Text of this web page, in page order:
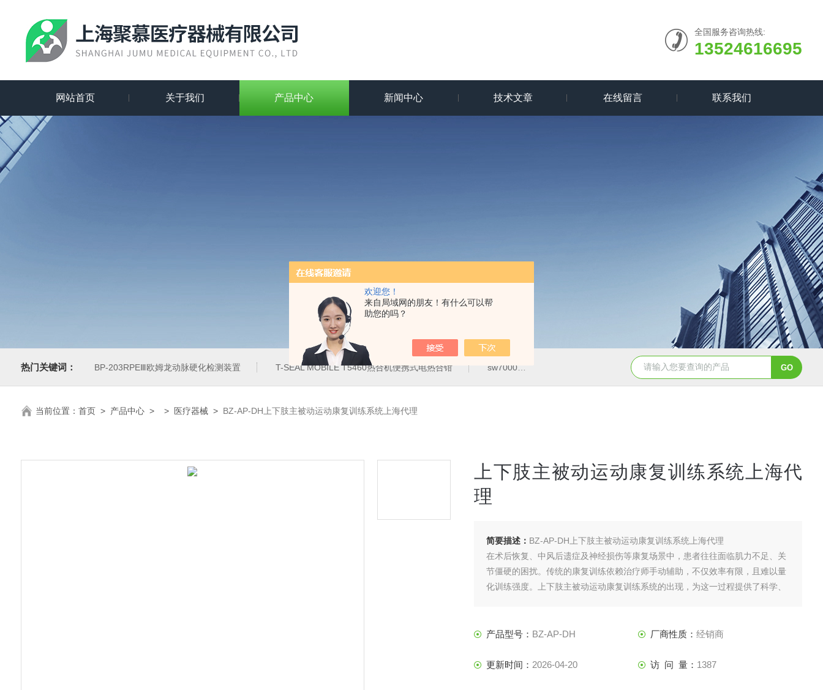
欢迎您！
来自局域网的朋友！有什么可以帮
助您的吗？
全国服务咨询热线:
13524616695
网站首页 关于我们 产品中心 新闻中心 技术文章 在线留言 联系我们
热门关键词： BP-203RPEⅢ欧姆龙动脉硬化检测装置 T-SEAL MOBILE T5460热合机便携式电热合钳 sw7000医用眼科索维角膜内皮细胞计 NHZ-06诺和振动排痰机厂家直销
当前位置： 首页> 产品中心> > 医疗器械> BZ-AP-DH上下肢主被动运动康复训练系统上海代理
上下肢主被动运动康复训练系统上海代
理
简要描述： BZ-AP-DH上下肢主被动运动康复训练系统上海代理
在术后恢复、中风后遗症及神经损伤等康复场景中，患者往往面临肌力不足、关
节僵硬的困扰。传统的康复训练依赖治疗师手动辅助，不仅效率有限，且难以量
化训练强度。上下肢主被动运动康复训练系统的出现，为这一过程提供了科学、
产品型号： BZ-AP-DH 厂商性质：经销商
更新时间： 2026-04-20 访 问 量： 1387